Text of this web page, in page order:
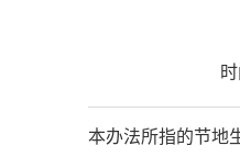
时
本办法所指的节地